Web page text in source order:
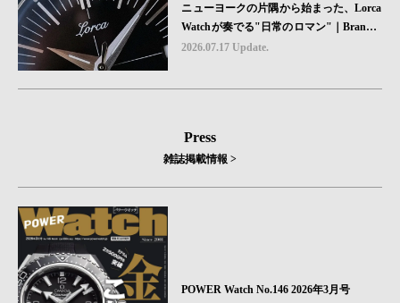
ニューヨークの片隅から始まった、Lorca
Watchが奏でる"日常のロマン"｜Brand P
icks #08
2026.07.17 Update.
Press
雑誌掲載情報 >
POWER Watch No.146 2026年3月号